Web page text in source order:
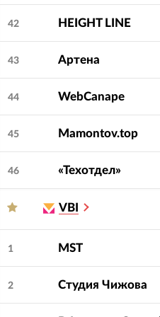
42 HEIGHT LINE
43 Артена
44 WebCanape
45 Mamontov.top
46 «Техотдел»
VBI
1 MST
2 Студия Чижова